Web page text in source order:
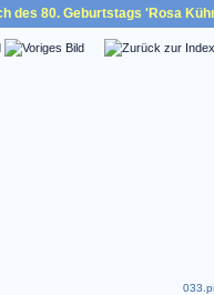
des 80. Geburtstags 'Rosa